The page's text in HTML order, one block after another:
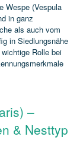
Wespe (Vespula
in ganz
als auch vom
in Siedlungsnähe
Rolle bei
–
& Nesttyp